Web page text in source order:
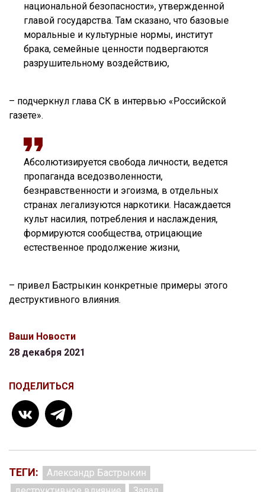
национальной безопасности», утвержденной
главой государства. Там сказано, что базовые
моральные и культурные нормы, институт
брака, семейные ценности подвергаются
разрушительному воздействию,
– подчеркнул глава СК в интервью «Российской
газете».
Абсолютизируется свобода личности, ведется
пропаганда вседозволенности,
безнравственности и эгоизма, в отдельных
странах легализуются наркотики. Насаждается
культ насилия, потребления и наслаждения,
формируются сообщества, отрицающие
естественное продолжение жизни,
– привел Бастрыкин конкретные примеры этого
деструктивного влияния.
Ваши Новости
28 декабря 2021
ПОДЕЛИТЬСЯ
ТЕГИ:
Александр Бастрыкин